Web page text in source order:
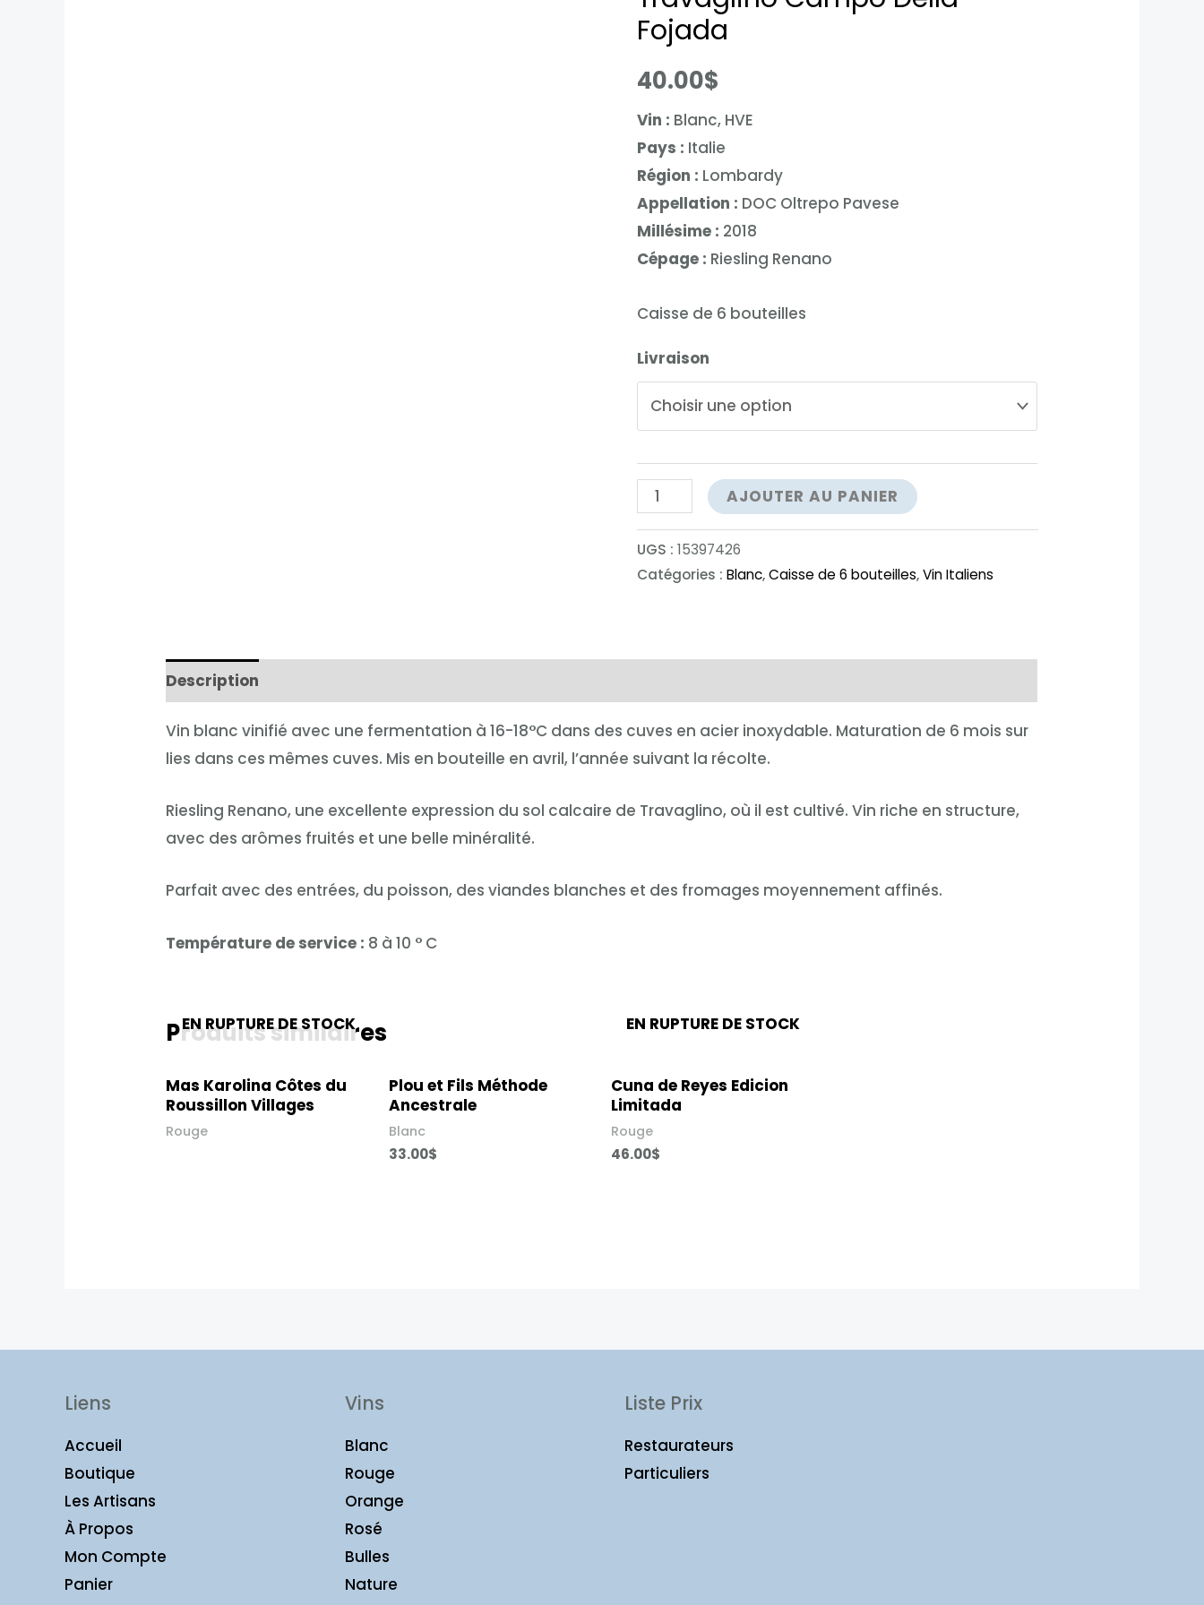
Fojada
40.00$
Vin : Blanc, HVE
Pays : Italie
Région : Lombardy
Appellation : DOC Oltrepo Pavese
Millésime : 2018
Cépage : Riesling Renano
Caisse de 6 bouteilles
Livraison
quantité
de
Travaglino
Campo
AJOUTER AU PANIER
UGS : 15397426
Catégories : Blanc,Caisse de 6 bouteilles,Vin Italiens
Description
Vin blanc vinifié avec une fermentation à 16-18°C dans des cuves en acier inoxydable. Maturation de 6 mois sur
lies dans ces mêmes cuves. Mis en bouteille en avril, l’année suivant la récolte.
Riesling Renano, une excellente expression du sol calcaire de Travaglino, où il est cultivé. Vin riche en structure,
avec des arômes fruités et une belle minéralité.
Parfait avec des entrées, du poisson, des viandes blanches et des fromages moyennement affinés.
Température de service : 8 à 10 ° C
Produits similaires
EN RUPTURE DE STOCK
Mas Karolina Côtes du
Roussillon Villages
Rouge
Plou et Fils Méthode
Ancestrale
Blanc
33.00$
EN RUPTURE DE STOCK
Cuna de Reyes Edicion
Limitada
Rouge
46.00$
Liens
Accueil
Boutique
Les Artisans
À Propos
Mon Compte
Panier
Vins
Blanc
Rouge
Orange
Rosé
Bulles
Nature
Liste Prix
Restaurateurs
Particuliers